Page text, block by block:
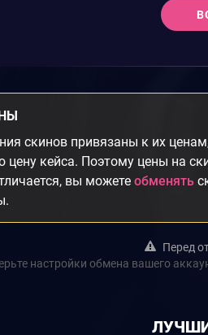
скинов привязаны к их
цену кейса. Поэтому цены на
вы можете обменять
Перед
настройки обмена вашего